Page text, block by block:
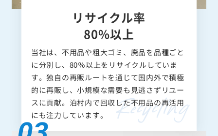
リサイクル率
80%以上
当社は、不用品や粗大ゴミ、廃品を品種ごと
に分別し、80％以上をリサイクルしていま
す。独自の再販ルートを通じて国内外で積極
的に再販し、小規模な需要も見逃さずリユー
スに貢献。泊村内で回収した不用品の再活用
にも注力しています。